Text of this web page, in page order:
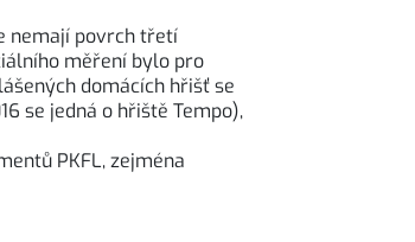
nemají povrch třetí
měření bylo pro
domácích hřišť se
se jedná o hřiště Tempo),
PKFL, zejména